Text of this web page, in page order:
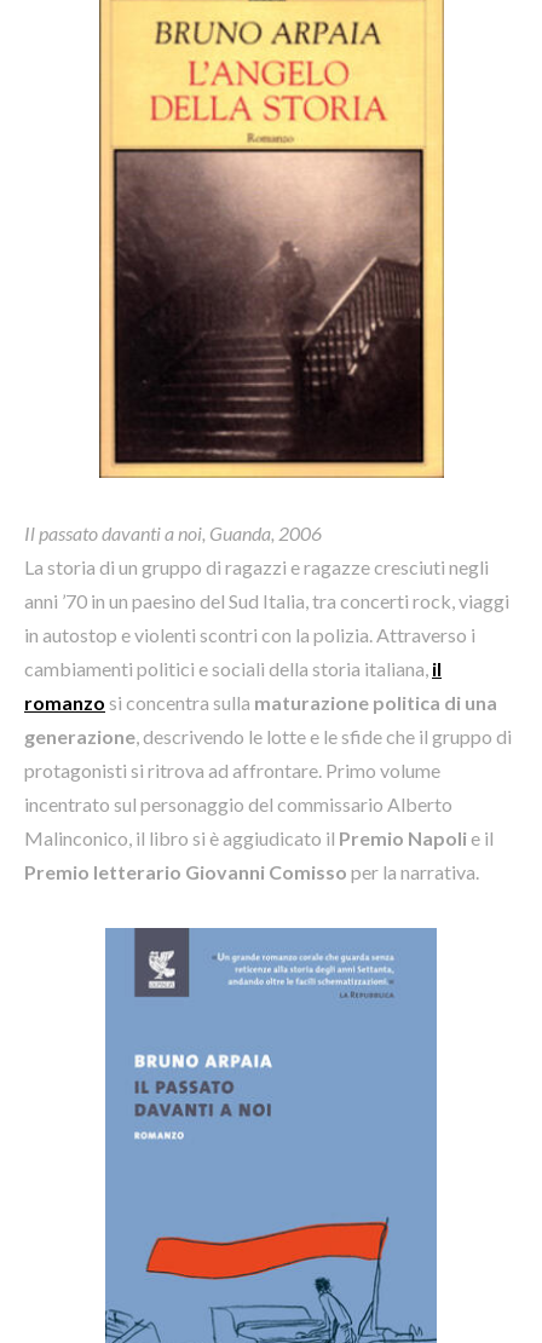
Il passato davanti a noi, Guanda, 2006
La storia di un gruppo di ragazzi e ragazze cresciuti negli
anni ’70 in un paesino del Sud Italia, tra concerti rock, viaggi
in autostop e violenti scontri con la polizia. Attraverso i
cambiamenti politici e sociali della storia italiana, il
romanzo si concentra sulla maturazione politica di una
generazione , descrivendo le lotte e le sfide che il gruppo di
protagonisti si ritrova ad affrontare. Primo volume
incentrato sul personaggio del commissario Alberto
Malinconico, il libro si è aggiudicato il Premio Napolie il
Premio letterario Giovanni Comisso per la narrativa.